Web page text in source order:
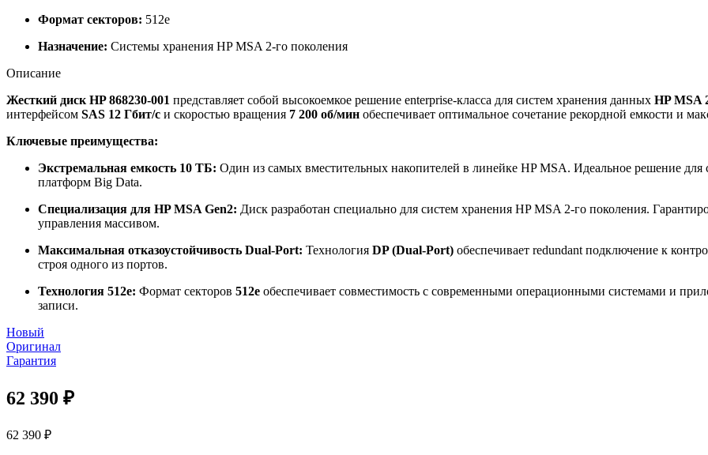
Формат секторов: 512e
Назначение: Системы хранения HP MSA 2-го поколения
Описание
Жесткий диск HP 868230-001 представляет собой высокоемкое решение enterprise-класса для систем хранения данных HP MSA
интерфейсом SAS 12 Гбит/с и скоростью вращения 7 200 об/мин обеспечивает оптимальное сочетание рекордной емкости и
Ключевые преимущества:
Экстремальная емкость 10 ТБ: Один из самых вместительных накопителей в линейке HP MSA. Идеальное решение
платформ Big Data.
Специализация для HP MSA Gen2: Диск разработан специально для систем хранения HP MSA 2-го поколения.
управления массивом.
Максимальная отказоустойчивость Dual-Port: Технология DP (Dual-Port) обеспечивает redundant подключение к
строя одного из портов.
Технология 512e: Формат секторов 512e обеспечивает совместимость с современными операционными системами и
записи.
Новый
Оригинал
Гарантия
62 390 ₽
62 390 ₽